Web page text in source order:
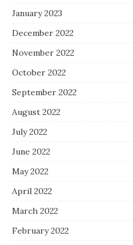
January 2023
December 2022
November 2022
October 2022
September 2022
August 2022
July 2022
June 2022
May 2022
April 2022
March 2022
February 2022